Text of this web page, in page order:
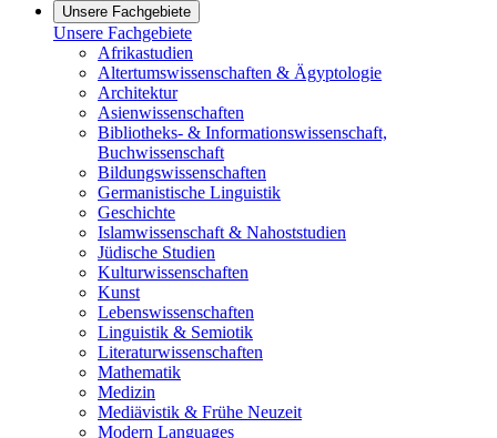
Unsere Fachgebiete
Unsere Fachgebiete
Afrikastudien
Altertumswissenschaften & Ägyptologie
Architektur
Asienwissenschaften
Bibliotheks- & Informationswissenschaft,
Buchwissenschaft
Bildungswissenschaften
Germanistische Linguistik
Geschichte
Islamwissenschaft & Nahoststudien
Jüdische Studien
Kulturwissenschaften
Kunst
Lebenswissenschaften
Linguistik & Semiotik
Literaturwissenschaften
Mathematik
Medizin
Mediävistik & Frühe Neuzeit
Modern Languages